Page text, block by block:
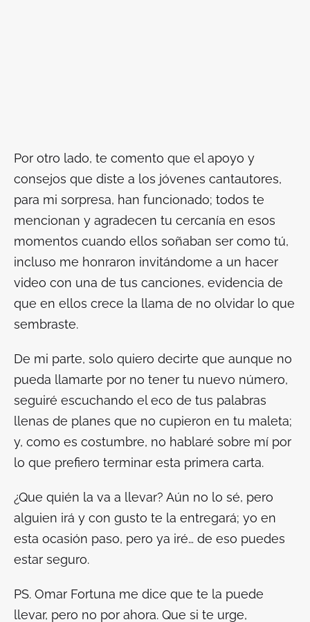
Por otro lado, te comento que el apoyo y
consejos que diste a los jóvenes cantautores,
para mi sorpresa, han funcionado; todos te
mencionan y agradecen tu cercanía en esos
momentos cuando ellos soñaban ser como tú,
incluso me honraron invitándome a un hacer
video con una de tus canciones, evidencia de
que en ellos crece la llama de no olvidar lo que
sembraste.
De mi parte, solo quiero decirte que aunque no
pueda llamarte por no tener tu nuevo número,
seguiré escuchando el eco de tus palabras
llenas de planes que no cupieron en tu maleta;
y, como es costumbre, no hablaré sobre mí por
lo que prefiero terminar esta primera carta.
¿Que quién la va a llevar? Aún no lo sé, pero
alguien irá y con gusto te la entregará; yo en
esta ocasión paso, pero ya iré… de eso puedes
estar seguro.
PS. Omar Fortuna me dice que te la puede
llevar, pero no por ahora. Que si te urge,